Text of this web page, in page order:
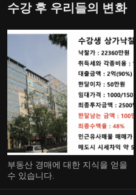
수강 후 우리들의 변화
부동산 경매에 대한 지식을 얻을
수 있습니다.